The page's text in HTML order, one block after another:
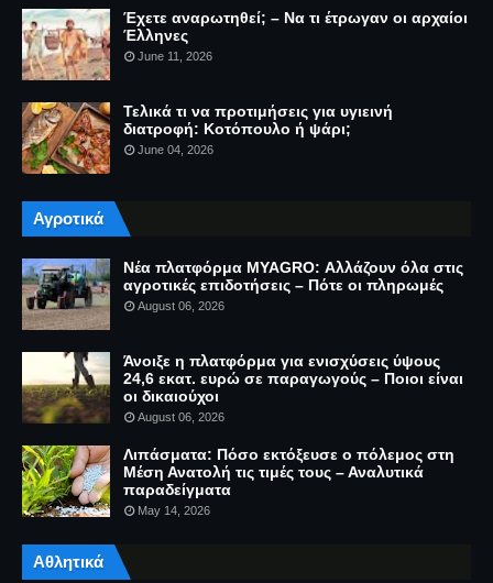
Έχετε αναρωτηθεί; – Να τι έτρωγαν οι αρχαίοι
Έλληνες
June 11, 2026
Τελικά τι να προτιμήσεις για υγιεινή
διατροφή: Κοτόπουλο ή ψάρι;
June 04, 2026
Αγροτικά
Νέα πλατφόρμα MYAGRO: Αλλάζουν όλα στις
αγροτικές επιδοτήσεις – Πότε οι πληρωμές
August 06, 2026
Άνοιξε η πλατφόρμα για ενισχύσεις ύψους
24,6 εκατ. ευρώ σε παραγωγούς – Ποιοι είναι
οι δικαιούχοι
August 06, 2026
Λιπάσματα: Πόσο εκτόξευσε ο πόλεμος στη
Μέση Ανατολή τις τιμές τους – Αναλυτικά
παραδείγματα
May 14, 2026
Αθλητικά